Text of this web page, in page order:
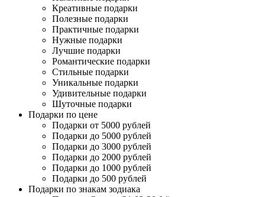
Креативные подарки
Полезные подарки
Практичные подарки
Нужные подарки
Лучшие подарки
Романтические подарки
Стильные подарки
Уникальные подарки
Удивительные подарки
Шуточные подарки
Подарки по цене
Подарки от 5000 рублей
Подарки до 5000 рублей
Подарки до 3000 рублей
Подарки до 2000 рублей
Подарки до 1000 рублей
Подарки до 500 рублей
Подарки по знакам зодиака